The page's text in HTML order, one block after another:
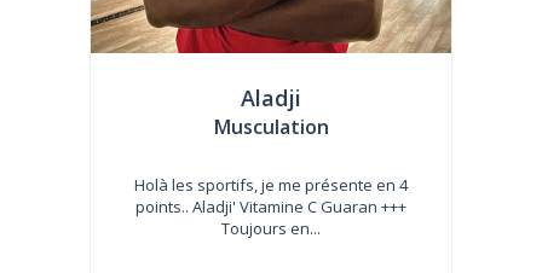
Aladji
Musculation
Holà les sportifs, je me présente en 4
points.. Aladji' Vitamine C Guaran +++
Toujours en...